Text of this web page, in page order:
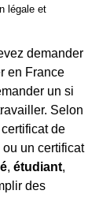
légale et
demander
en France
un si
Selon
de
ou un certificat
, étudiant,
des